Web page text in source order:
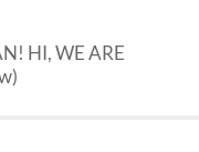
HI, WE ARE